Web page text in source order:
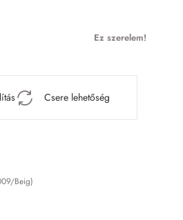
Ez szerelem!
Csere lehetőség
Beig)